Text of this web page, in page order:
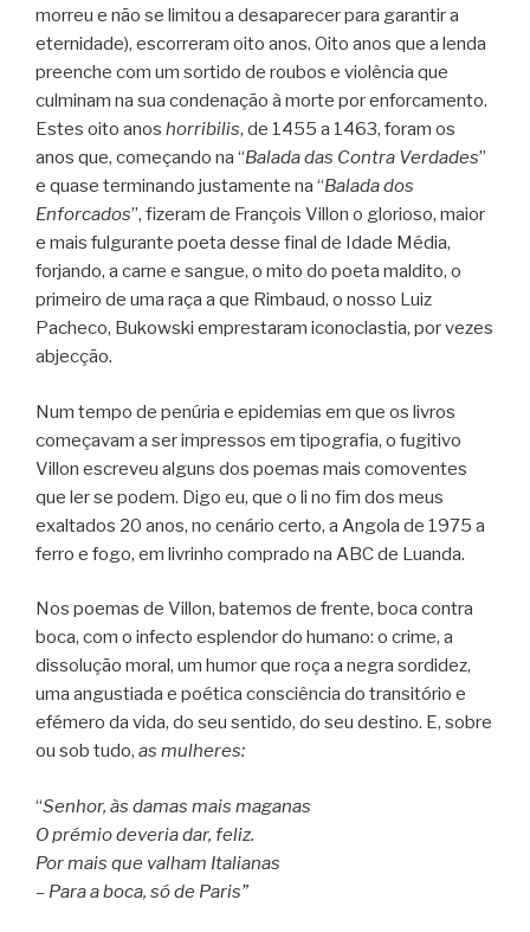
morreu e não se limitou a desaparecer para garantir a
eternidade), escorreram oito anos. Oito anos que a lenda
preenche com um sortido de roubos e violência que
culminam na sua condenação à morte por enforcamento.
Estes oito anos horribilis, de 1455 a 1463, foram os
anos que, começando na “Balada das Contra Verdades”
e quase terminando justamente na “Balada dos
Enforcados”, fizeram de François Villon o glorioso, maior
e mais fulgurante poeta desse final de Idade Média,
forjando, a carne e sangue, o mito do poeta maldito, o
primeiro de uma raça a que Rimbaud, o nosso Luiz
Pacheco, Bukowski emprestaram iconoclastia, por vezes
abjecção.
Num tempo de penúria e epidemias em que os livros
começavam a ser impressos em tipografia, o fugitivo
Villon escreveu alguns dos poemas mais comoventes
que ler se podem. Digo eu, que o li no fim dos meus
exaltados 20 anos, no cenário certo, a Angola de 1975 a
ferro e fogo, em livrinho comprado na ABC de Luanda.
Nos poemas de Villon, batemos de frente, boca contra
boca, com o infecto esplendor do humano: o crime, a
dissolução moral, um humor que roça a negra sordidez,
uma angustiada e poética consciência do transitório e
efémero da vida, do seu sentido, do seu destino. E, sobre
ou sob tudo, as mulheres:
“Senhor, às damas mais maganas
O prémio deveria dar, feliz.
Por mais que valham Italianas
– Para a boca, só de Paris”